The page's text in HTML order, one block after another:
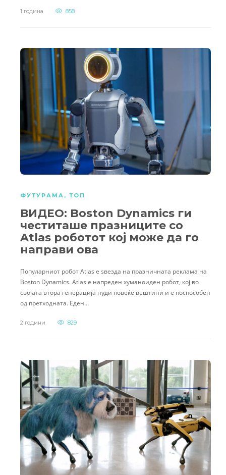
1 година 858
ФУТУРАМА , ТОП
ВИДЕО: Boston Dynamics ги
честиташе празниците со
Atlas роботот кој може да го
направи ова
Популарниот робот Atlas е ѕвезда на празничната реклама на
Boston Dynamics. Atlas е напреден хуманоиден робот, кој во
својата втора генерација нуди повеќе вештини и е поспособен
од претходната. Еден…
2 години 829